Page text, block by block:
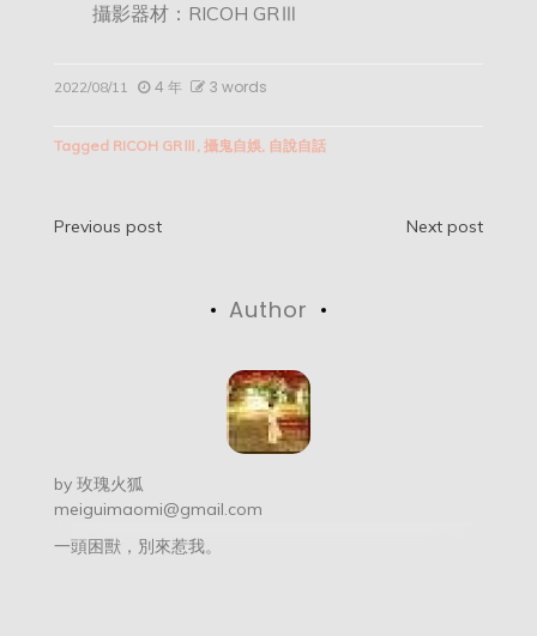
攝影器材：RICOH GRⅢ
2022/08/11 4 年 3 words
Tagged RICOH GRⅢ , 攝鬼自娛, 自說自話
文
Previous post Next post
Author
by 玫瑰火狐
meiguimaomi@gmail.com
一頭困獸，別來惹我。